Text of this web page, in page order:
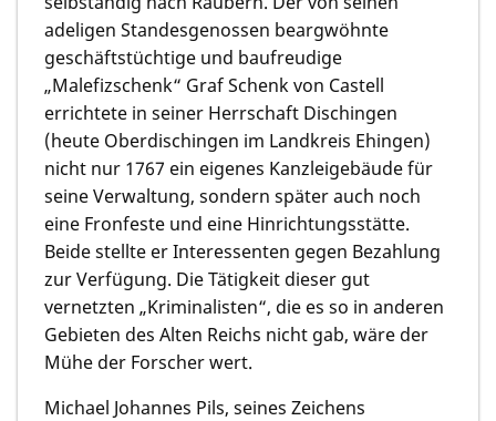
adeligen Standesgenossen beargwöhnte
geschäftstüchtige und baufreudige
„Malefizschenk“ Graf Schenk von Castell
errichtete in seiner Herrschaft Dischingen
(heute Oberdischingen im Landkreis Ehingen)
nicht nur 1767 ein eigenes Kanzleigebäude für
seine Verwaltung, sondern später auch noch
eine Fronfeste und eine Hinrichtungsstätte.
Beide stellte er Interessenten gegen Bezahlung
zur Verfügung. Die Tätigkeit dieser gut
vernetzten „Kriminalisten“, die es so in anderen
Gebieten des Alten Reichs nicht gab, wäre der
Mühe der Forscher wert.
Michael Johannes Pils, seines Zeichens